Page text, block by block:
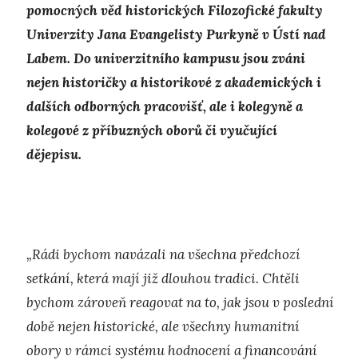
pomocných věd historických Filozofické fakulty
Univerzity Jana Evangelisty Purkyně v Ústí nad
Labem. Do univerzitního kampusu jsou zváni
nejen historičky a historikové z akademických i
dalších odborných pracovišť, ale i kolegyně a
kolegové z příbuzných oborů či vyučující
dějepisu.
„Rádi bychom navázali na všechna předchozí
setkání, která mají již dlouhou tradici. Chtěli
bychom zároveň reagovat na to, jak jsou v poslední
době nejen historické, ale všechny humanitní
obory v rámci systému hodnocení a financování